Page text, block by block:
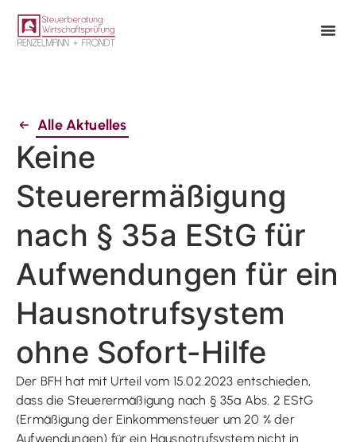
Alle Aktuelles
Keine
Steuerermäßigung
nach § 35a EStG für
Aufwendungen für ein
Hausnotrufsystem
ohne Sofort-Hilfe
Der BFH hat mit Urteil vom 15.02.2023 entschieden,
dass die Steuerermäßigung nach § 35a Abs. 2 EStG
(Ermäßigung der Einkommensteuer um 20 % der
Aufwendungen) für ein Hausnotrufsystem nicht in